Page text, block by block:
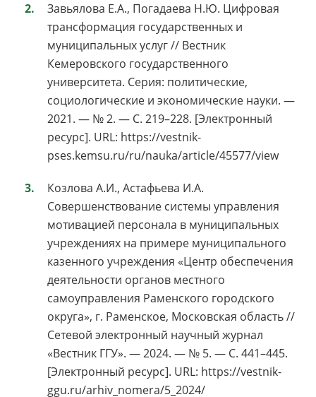
Завьялова Е.А., Погадаева Н.Ю. Цифровая
трансформация государственных и
муниципальных услуг // Вестник
Кемеровского государственного
университета. Серия: политические,
социологические и экономические науки. —
2021. — № 2. — С. 219–228. [Электронный
ресурс]. URL: https://vestnik-
pses.kemsu.ru/ru/nauka/article/45577/view
Козлова А.И., Астафьева И.А.
Совершенствование системы управления
мотивацией персонала в муниципальных
учреждениях на примере муниципального
казенного учреждения «Центр обеспечения
деятельности органов местного
самоуправления Раменского городского
округа», г. Раменское, Московская область //
Сетевой электронный научный журнал
«Вестник ГГУ». — 2024. — № 5. — С. 441–445.
[Электронный ресурс]. URL: https://vestnik-
ggu.ru/arhiv_nomera/5_2024/